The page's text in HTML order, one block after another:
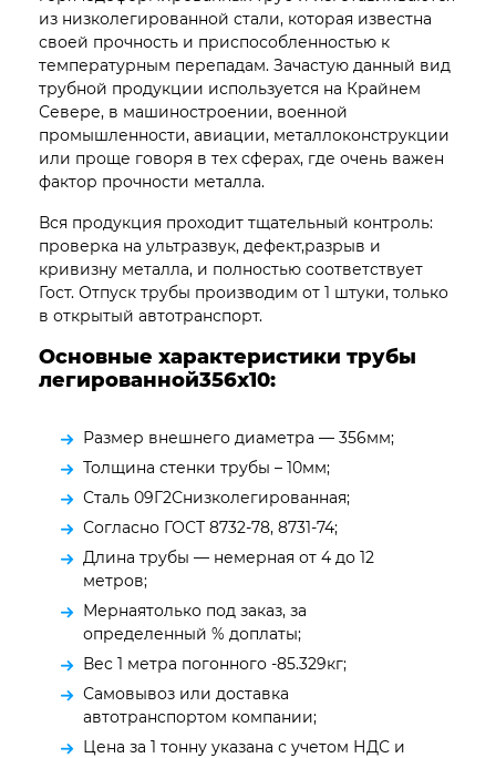
из низколегированной стали, которая известна
своей прочность и приспособленностью к
температурным перепадам. Зачастую данный вид
трубной продукции используется на Крайнем
Севере, в машиностроении, военной
промышленности, авиации, металлоконструкции
или проще говоря в тех сферах, где очень важен
фактор прочности металла.
Вся продукция проходит тщательный контроль:
проверка на ультразвук, дефект,разрыв и
кривизну металла, и полностью соответствует
Гост. Отпуск трубы производим от 1 штуки, только
в открытый автотранспорт.
Основные характеристики трубы
легированной356х10:
Размер внешнего диаметра — 356мм;
Толщина стенки трубы – 10мм;
Сталь 09Г2Снизколегированная;
Согласно ГОСТ 8732-78, 8731-74;
Длина трубы — немерная от 4 до 12
метров;
Мернаятолько под заказ, за
определенный % доплаты;
Вес 1 метра погонного -85.329кг;
Самовывоз или доставка
автотранспортом компании;
Цена за 1 тонну указана с учетом НДС и